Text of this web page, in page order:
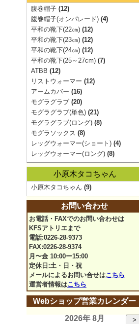
腹巻帽子 (12)
腹巻帽子(オンパレード) (4)
平和の靴下(22㎝) (12)
平和の靴下(23㎝) (12)
平和の靴下(24㎝) (12)
平和の靴下(25～27cm) (7)
ATBB (12)
リストウォーマー (12)
アームカバー (16)
モグラグラブ (20)
モグラグラブ(単色) (21)
モグラグラブ(ロング) (8)
モグラソックス (8)
レッグウォーマー(ショート) (4)
レッグウォーマー(ロング) (8)
小原木タコちゃん
小原木タコちゃん (9)
お問い合わせ
お電話・FAXでのお問い合わせは
KFSアトリエまで
電話:0226-28-9373
FAX:0226-28-9374
月〜金 10:00ー15:00
定休日:土・日・祝
メールによるお問い合せはこちら
運営者情報はこちら
Webショップ営業カレンダー
2026年 8月
>